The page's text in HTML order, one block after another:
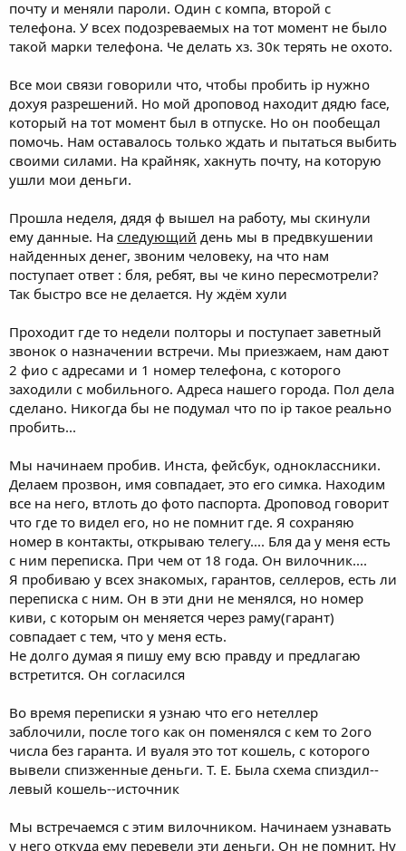
почту и меняли пароли. Один с компа, второй с
телефона. У всех подозреваемых на тот момент не было
такой марки телефона. Че делать хз. 30к терять не охото.
Все мои связи говорили что, чтобы пробить ip нужно
дохуя разрешений. Но мой дроповод находит дядю face,
который на тот момент был в отпуске. Но он пообещал
помочь. Нам оставалось только ждать и пытаться выбить
своими силами. На крайняк, хакнуть почту, на которую
ушли мои деньги.
Прошла неделя, дядя ф вышел на работу, мы скинули
ему данные. На следующий день мы в предвкушении
найденных денег, звоним человеку, на что нам
поступает ответ : бля, ребят, вы че кино пересмотрели?
Так быстро все не делается. Ну ждём хули
Проходит где то недели полторы и поступает заветный
звонок о назначении встречи. Мы приезжаем, нам дают
2 фио с адресами и 1 номер телефона, с которого
заходили с мобильного. Адреса нашего города. Пол дела
сделано. Никогда бы не подумал что по ip такое реально
пробить...
Мы начинаем пробив. Инста, фейсбук, одноклассники.
Делаем прозвон, имя совпадает, это его симка. Находим
все на него, втлоть до фото паспорта. Дроповод говорит
что где то видел его, но не помнит где. Я сохраняю
номер в контакты, открываю телегу.... Бля да у меня есть
с ним переписка. При чем от 18 года. Он вилочник....
Я пробиваю у всех знакомых, гарантов, селлеров, есть ли
переписка с ним. Он в эти дни не менялся, но номер
киви, с которым он меняется через раму(гарант)
совпадает с тем, что у меня есть.
Не долго думая я пишу ему всю правду и предлагаю
встретится. Он согласился
Во время переписки я узнаю что его нетеллер
заблочили, после того как он поменялся с кем то 2ого
числа без гаранта. И вуаля это тот кошель, с которого
вывели спизженные деньги. Т. Е. Была схема спиздил--
левый кошель--источник
Мы встречаемся с этим вилочником. Начинаем узнавать
у него откуда ему перевели эти деньги. Он не помнит. Ну